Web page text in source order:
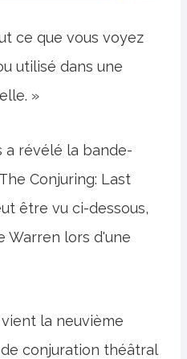
ce que vous voyez
utilisé dans une
»
a révélé la bande-
Conjuring: Last
être vu ci-dessous,
Warren lors d'une
la neuvième
conjuration théâtral